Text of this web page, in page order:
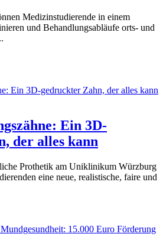
Medizinstudierende in einem
und Behandlungsabläufe orts- und
Ein 3D-
der alles kann
Prothetik am Uniklinikum Würzburg
eine neue, realistische, faire und